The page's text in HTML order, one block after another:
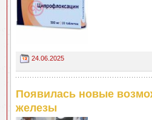
24.06.2025
Появилась новые
железы